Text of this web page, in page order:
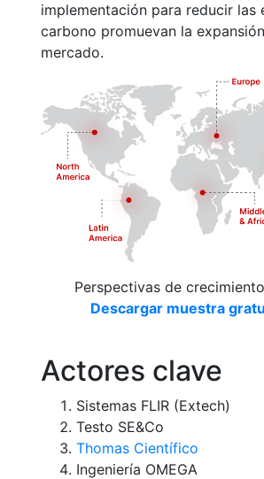
implementación para reducir las
carbono promuevan la
mercado.
Perspectivas de
Descargar muestra
Actores clave
Sistemas FLIR (Extech)
Testo SE&Co
Thomas Científico
Ingeniería OMEGA